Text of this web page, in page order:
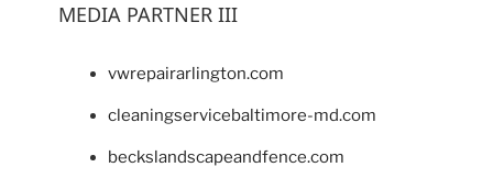
MEDIA PARTNER III
vwrepairarlington.com
cleaningservicebaltimore-md.com
beckslandscapeandfence.com